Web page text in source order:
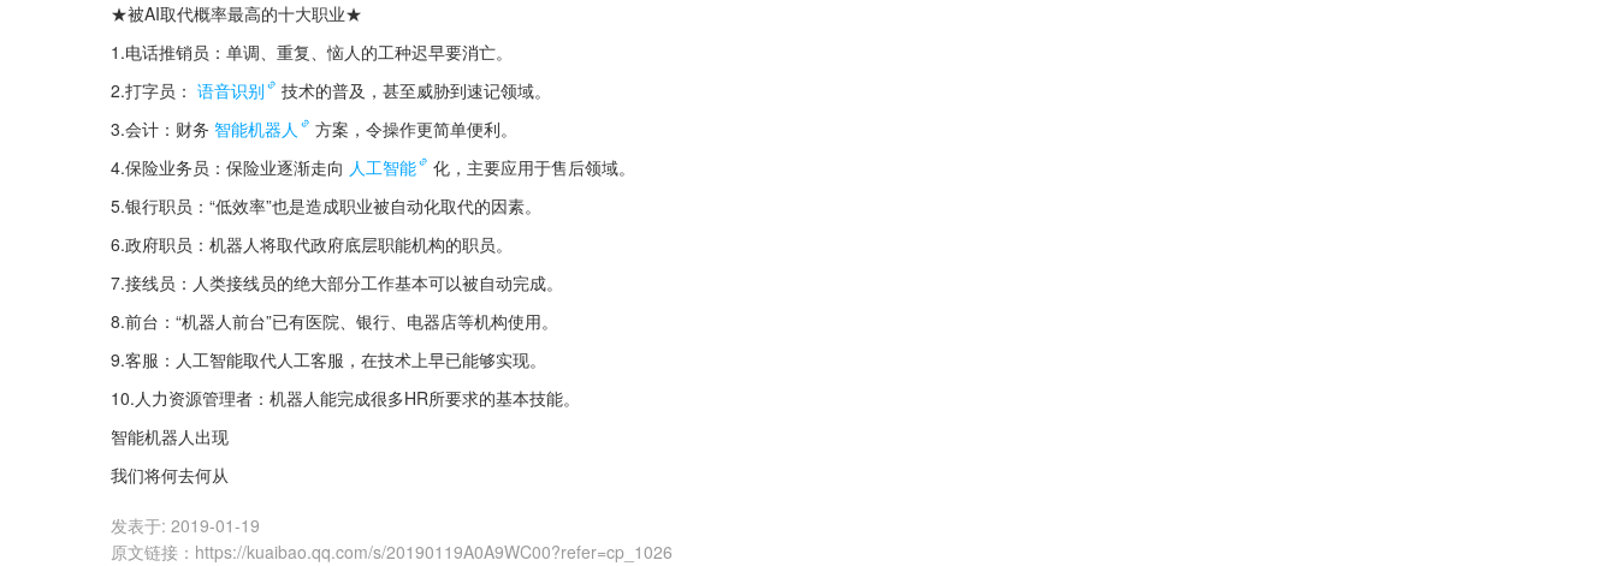
★被AI取代概率最高的十大职业★
1.电话推销员：单调、重复、恼人的工种迟早要消亡。
2.打字员： 语音识别
技术的普及，甚至威胁到速记领域。
3.会计：财务 智能机器人
方案，令操作更简单便利。
4.保险业务员：保险业逐渐走向 人工智能
化，主要应用于售后领域。
5.银行职员：“低效率”也是造成职业被自动化取代的因素。
6.政府职员：机器人将取代政府底层职能机构的职员。
7.接线员：人类接线员的绝大部分工作基本可以被自动完成。
8.前台：“机器人前台”已有医院、银行、电器店等机构使用。
9.客服：人工智能取代人工客服，在技术上早已能够实现。
10.人力资源管理者：机器人能完成很多HR所要求的基本技能。
智能机器人出现
我们将何去何从
发表于: 2019-01-19
原文链接 ： https://kuaibao.qq.com/s/20190119A0A9WC00?refer=cp_1026